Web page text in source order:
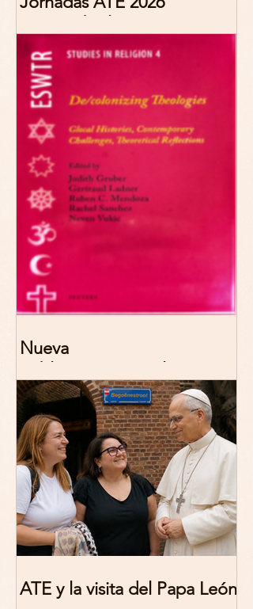
Narrativas teológicas de
esperanza" 7-8 Noviembre
2026 Madrid
Nueva
Theologies. Glocal Histories,
Contemporary Challenges,
Theoretical Reflections
ATE y la visita del Papa León